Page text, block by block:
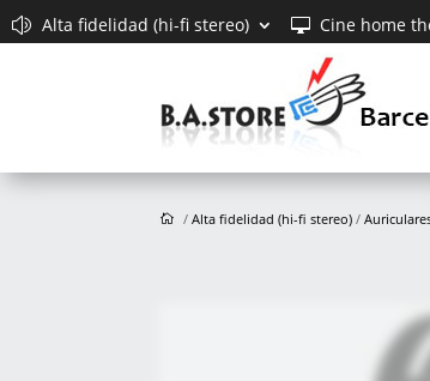
Alta fidelidad (hi-fi stereo) Cine home
/Alta fidelidad (hi-fi stereo) /